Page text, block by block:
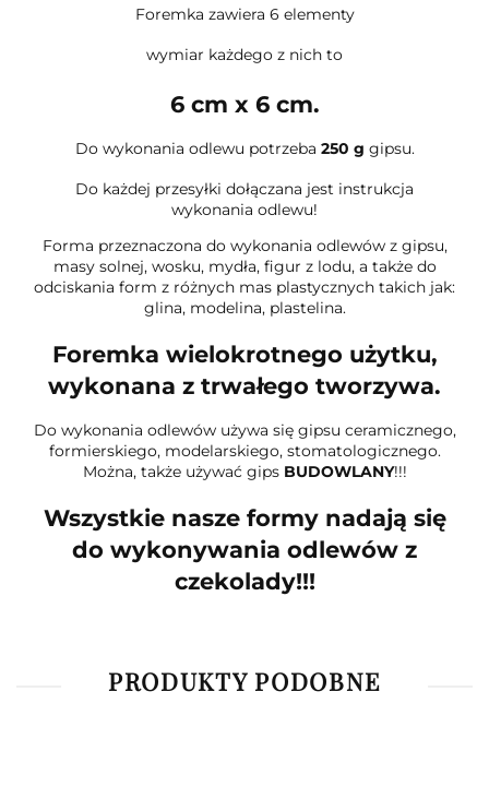
Foremka zawiera 6 elementy
wymiar każdego z nich to
6 cm x 6 cm.
Do wykonania odlewu potrzeba 250 g gipsu.
Do każdej przesyłki dołączana jest instrukcja
wykonania odlewu!
Forma przeznaczona do wykonania odlewów z gipsu,
masy solnej, wosku, mydła, figur z lodu, a także do
odciskania form z różnych mas plastycznych takich jak:
glina, modelina, plastelina.
Foremka wielokrotnego użytku,
wykonana z trwałego tworzywa.
Do wykonania odlewów używa się gipsu ceramicznego,
formierskiego, modelarskiego, stomatologicznego.
Można, także używać gips BUDOWLANY!!!
Wszystkie nasze formy nadają się
do wykonywania odlewów z
czekolady!!!
PRODUKTY PODOBNE